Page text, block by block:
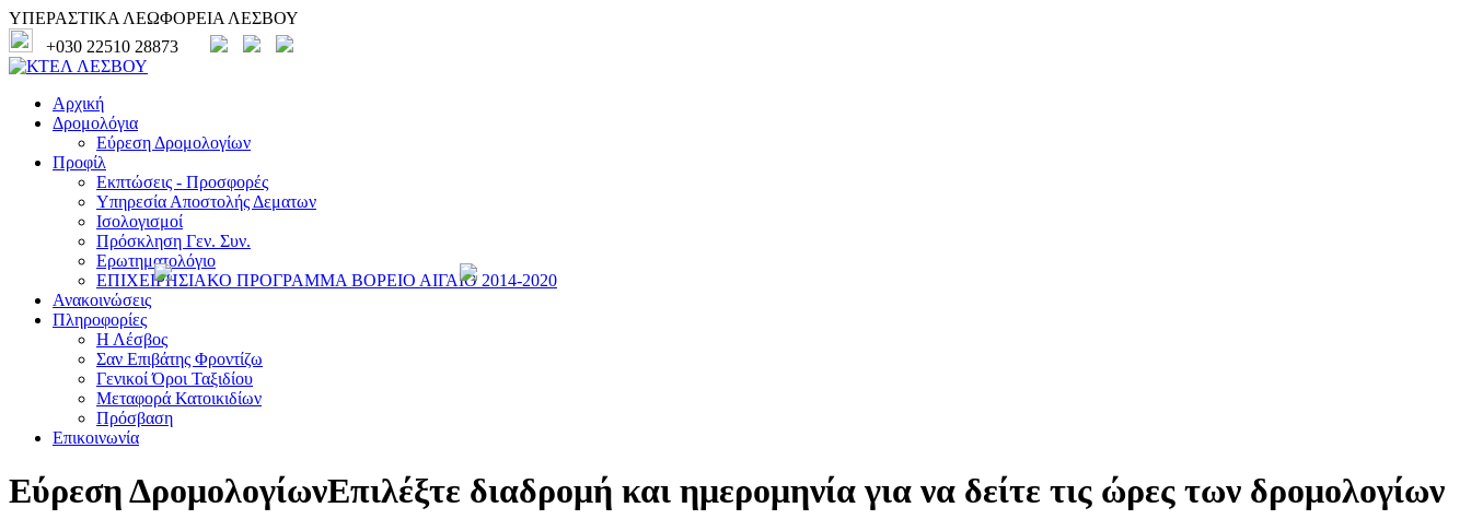
ΥΠΕΡΑΣΤΙΚΑ ΛΕΩΦΟΡΕΙΑ ΛΕΣΒΟΥ
+030 22510 28873
Αρχική
Δρομολόγια
Εύρεση Δρομολογίων
Προφίλ
Εκπτώσεις - Προσφορές
Υπηρεσία Αποστολής Δεματων
Ισολογισμοί
Πρόσκληση Γεν. Συν.
Ερωτηματολόγιο
ΕΠΙΧΕΙΡΗΣΙΑΚΟ ΠΡΟΓΡΑΜΜΑ ΒΟΡΕΙΟ ΑΙΓΑΙΟ 2014-2020
Ανακοινώσεις
Πληροφορίες
Η Λέσβος
Σαν Επιβάτης Φροντίζω
Γενικοί Όροι Ταξιδίου
Μεταφορά Κατοικιδίων
Πρόσβαση
Επικοινωνία
Εύρεση ΔρομολογίωνΕπιλέξτε διαδρομή και ημερομηνία για να δείτε τις ώρες των δρομολογίων